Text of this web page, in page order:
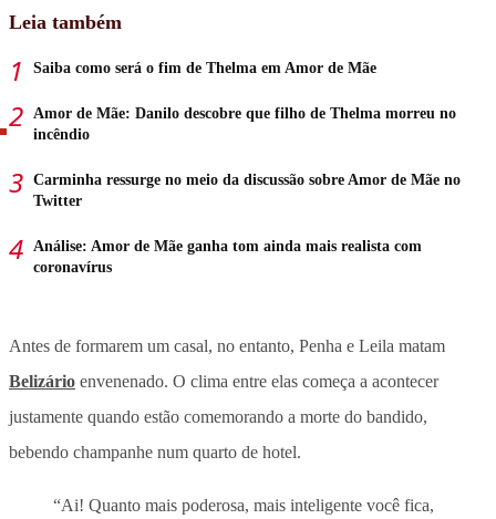
Leia também
Saiba como será o fim de Thelma em Amor de Mãe
Amor de Mãe: Danilo descobre que filho de Thelma morreu no
incêndio
Carminha ressurge no meio da discussão sobre Amor de Mãe no
Twitter
Análise: Amor de Mãe ganha tom ainda mais realista com
coronavírus
Antes de formarem um casal, no entanto, Penha e Leila matam
Belizário envenenado. O clima entre elas começa a acontecer
justamente quando estão comemorando a morte do bandido,
bebendo champanhe num quarto de hotel.
“Ai! Quanto mais poderosa, mais inteligente você fica,